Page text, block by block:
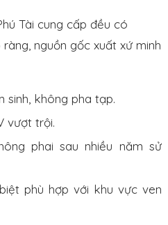
Tài cung cấp đều có
nguồn gốc xuất xứ minh
sinh, không pha tạp.
vượt trội.
phai sau nhiều năm sử
phù hợp với khu vực ven